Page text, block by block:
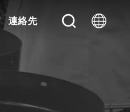
連絡先